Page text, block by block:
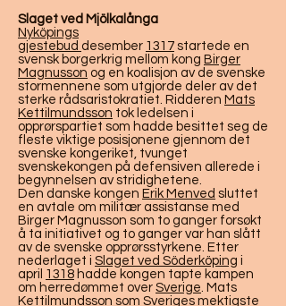
Slaget ved Mjölkalånga
Nyköpings
gjestebud desember 1317 startede en
svensk borgerkrig mellom kong Birger
Magnusson og en koalisjon av de svenske
stormennene som utgjorde deler av det
sterke rådsaristokratiet. Ridderen Mats
Kettilmundsson tok ledelsen i
opprørspartiet som hadde besittet seg de
fleste viktige posisjonene gjennom det
svenske kongeriket, tvunget
svenskekongen på defensiven allerede i
begynnelsen av stridighetene.
Den danske kongen Erik Menved sluttet
en avtale om militær assistanse med
Birger Magnusson som to ganger forsøkt
å ta initiativet og to ganger var han slått
av de svenske opprørsstyrkene. Etter
nederlaget i Slaget ved Söderköping i
april 1318 hadde kongen tapte kampen
om herredømmet over Sverige. Mats
Kettilmundsson som Sveriges mektigste